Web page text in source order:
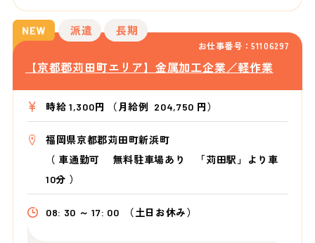
お仕事番号：51106297
派遣 長期
【京都郡苅田町エリア】金属加工企業／軽作業
時給 1,300円 （月給例 204,750 円）
福岡県京都郡苅田町新浜町
（ 車通勤可 無料駐車場あり 「苅田駅」より車
10分 ）
08: 30 ～ 17: 00 （土日お休み）